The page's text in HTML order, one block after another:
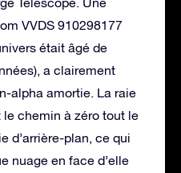
VVDS 910298177
était âgé de
a clairement
alpha amortie. La raie
le chemin à zéro tout le
d’arrière-plan, ce qui
nuage en face d’elle